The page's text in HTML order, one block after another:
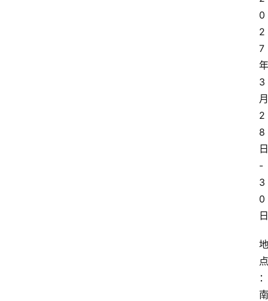
0
2
7
年
3
月
2
8
日
-
3
0
日
地
点
：
南